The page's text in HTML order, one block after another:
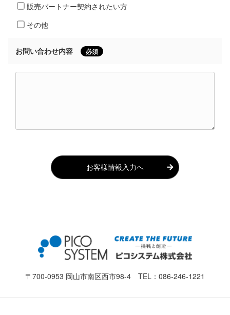
販売パートナー契約されたい方
その他
お問い合わせ内容 必須
お客様情報入力へ
〒700-0953 岡山市南区西市98-4 TEL： 086-246-1221